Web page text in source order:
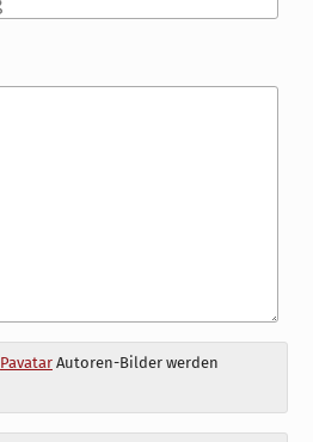
PavatarAutoren-Bilder werden